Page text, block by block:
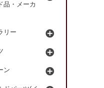
品・メーカ
リー
ン